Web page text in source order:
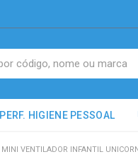
PERF. HIGIENE PESSOAL
MINI VENTILADOR INFANTIL